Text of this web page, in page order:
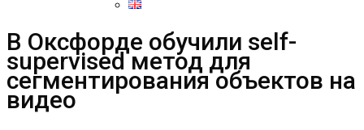
В Оксфорде обучили self-
supervised метод для
сегментирования объектов на
видео